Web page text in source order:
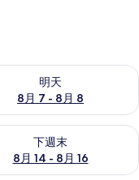
明天
8月 7 - 8月 8
(8月 7 - 8月 8) 的供
下週末
8月 14 - 8月 16
末 (8月 14 - 8月 16)